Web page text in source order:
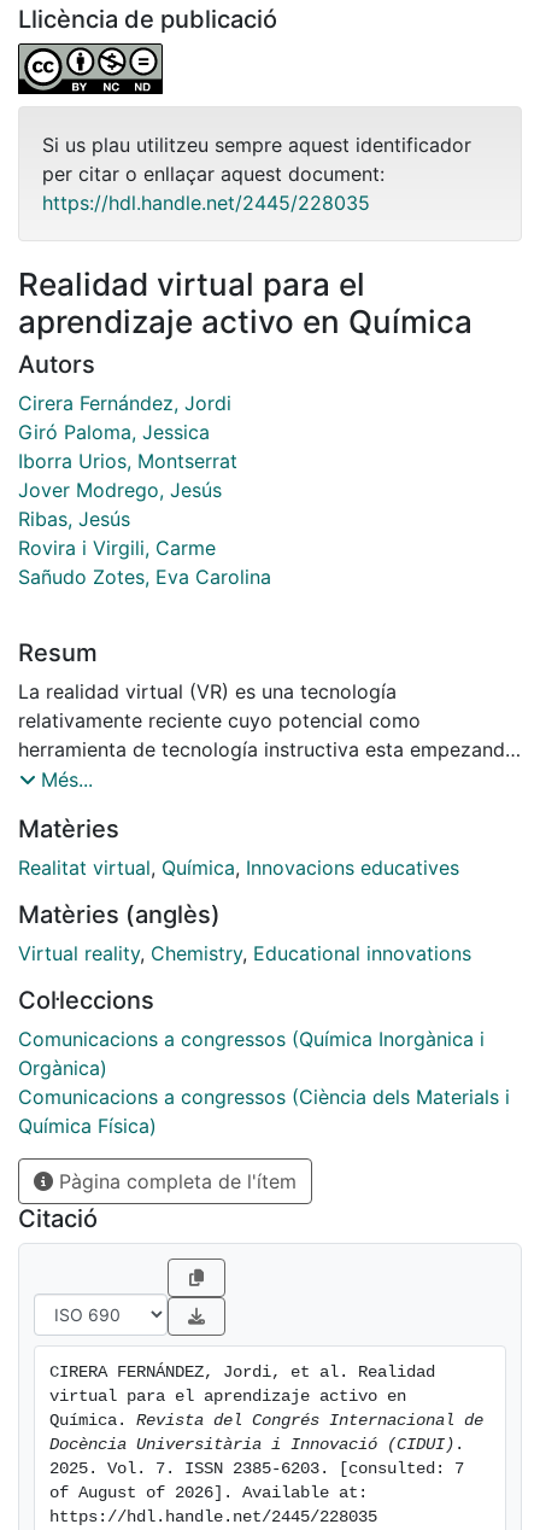
Llicència de publicació
Si us plau utilitzeu sempre aquest identificador
per citar o enllaçar aquest document:
https://hdl.handle.net/2445/228035
Realidad virtual para el
aprendizaje activo en Química
Autors
Cirera Fernández, Jordi
Giró Paloma, Jessica
Iborra Urios, Montserrat
Jover Modrego, Jesús
Ribas, Jesús
Rovira i Virgili, Carme
Sañudo Zotes, Eva Carolina
Resum
La realidad virtual (VR) es una tecnología
relativamente reciente cuyo potencial como
herramienta de tecnología instructiva esta empezando
a ser explorada. En esta comunicación, se presentarán
aprendizaje activo en química utilizando el programa
Nanome, que permite trabajar en un entorno de
utilizando tecnologías de VR permite mejorar la curva
de aprendizaje del alumno, enfatizando la
activamente durante el proceso, proporcionando una
mejor capacidad de aprendizaje y una mas fácil y
mayor consolidación de determinados conceptos
abstractos inherentes a la química.
Més...
Matèries
Realitat virtual, Química, Innovacions educatives
Matèries (anglès)
Virtual reality, Chemistry, Educational innovations
Col·leccions
Comunicacions a congressos (Química Inorgànica i
Orgànica)
Comunicacions a congressos (Ciència dels Materials i
Química Física)
Pàgina completa de l'ítem
Citació
CIRERA FERNÁNDEZ, Jordi, et al. Realidad
virtual para el aprendizaje activo en
Química. Revista del Congrés Internacional de
Docència Universitària i Innovació (CIDUI) .
2025. Vol. 7. ISSN 2385-6203. [consulted: 7
of August of 2026]. Available at:
https://hdl.handle.net/2445/228035